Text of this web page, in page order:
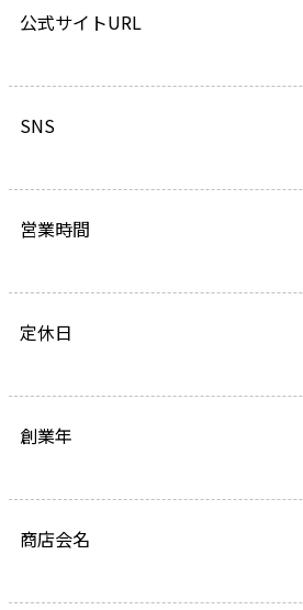
公式サイトURL
SNS
営業時間
定休日
創業年
商店会名